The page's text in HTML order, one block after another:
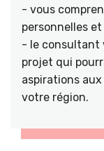
- vous
personnelles
- le consultant
projet qui
aspirations
votre région.